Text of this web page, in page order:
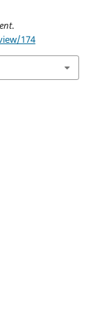
.
174